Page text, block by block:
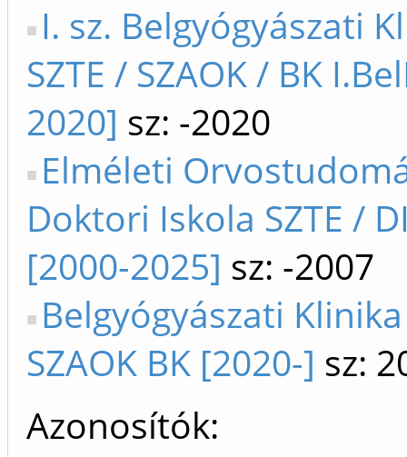
I. sz. Belgyógyászati
SZTE / SZAOK / BK
2020] sz: -2020
Elméleti
Doktori Iskola SZTE /
[2000-2025] sz: -2007
Belgyógyászati Klinika
SZAOK BK [2020-] sz:
Azonosítók